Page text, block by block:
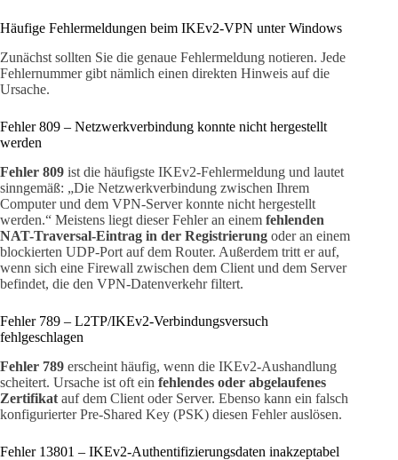
Häufige Fehlermeldungen beim IKEv2-VPN unter Windows
Zunächst sollten Sie die genaue Fehlermeldung notieren. Jede
Fehlernummer gibt nämlich einen direkten Hinweis auf die
Ursache.
Fehler 809 – Netzwerkverbindung konnte nicht hergestellt
werden
Fehler 809 ist die häufigste IKEv2-Fehlermeldung und lautet
sinngemäß: „Die Netzwerkverbindung zwischen Ihrem
Computer und dem VPN-Server konnte nicht hergestellt
werden.“ Meistens liegt dieser Fehler an einem fehlenden
NAT-Traversal-Eintrag in der Registrierung oder an einem
blockierten UDP-Port auf dem Router. Außerdem tritt er auf,
wenn sich eine Firewall zwischen dem Client und dem Server
befindet, die den VPN-Datenverkehr filtert.
Fehler 789 – L2TP/IKEv2-Verbindungsversuch
fehlgeschlagen
Fehler 789 erscheint häufig, wenn die IKEv2-Aushandlung
scheitert. Ursache ist oft ein fehlendes oder abgelaufenes
Zertifikat auf dem Client oder Server. Ebenso kann ein falsch
konfigurierter Pre-Shared Key (PSK) diesen Fehler auslösen.
Fehler 13801 – IKEv2-Authentifizierungsdaten inakzeptabel